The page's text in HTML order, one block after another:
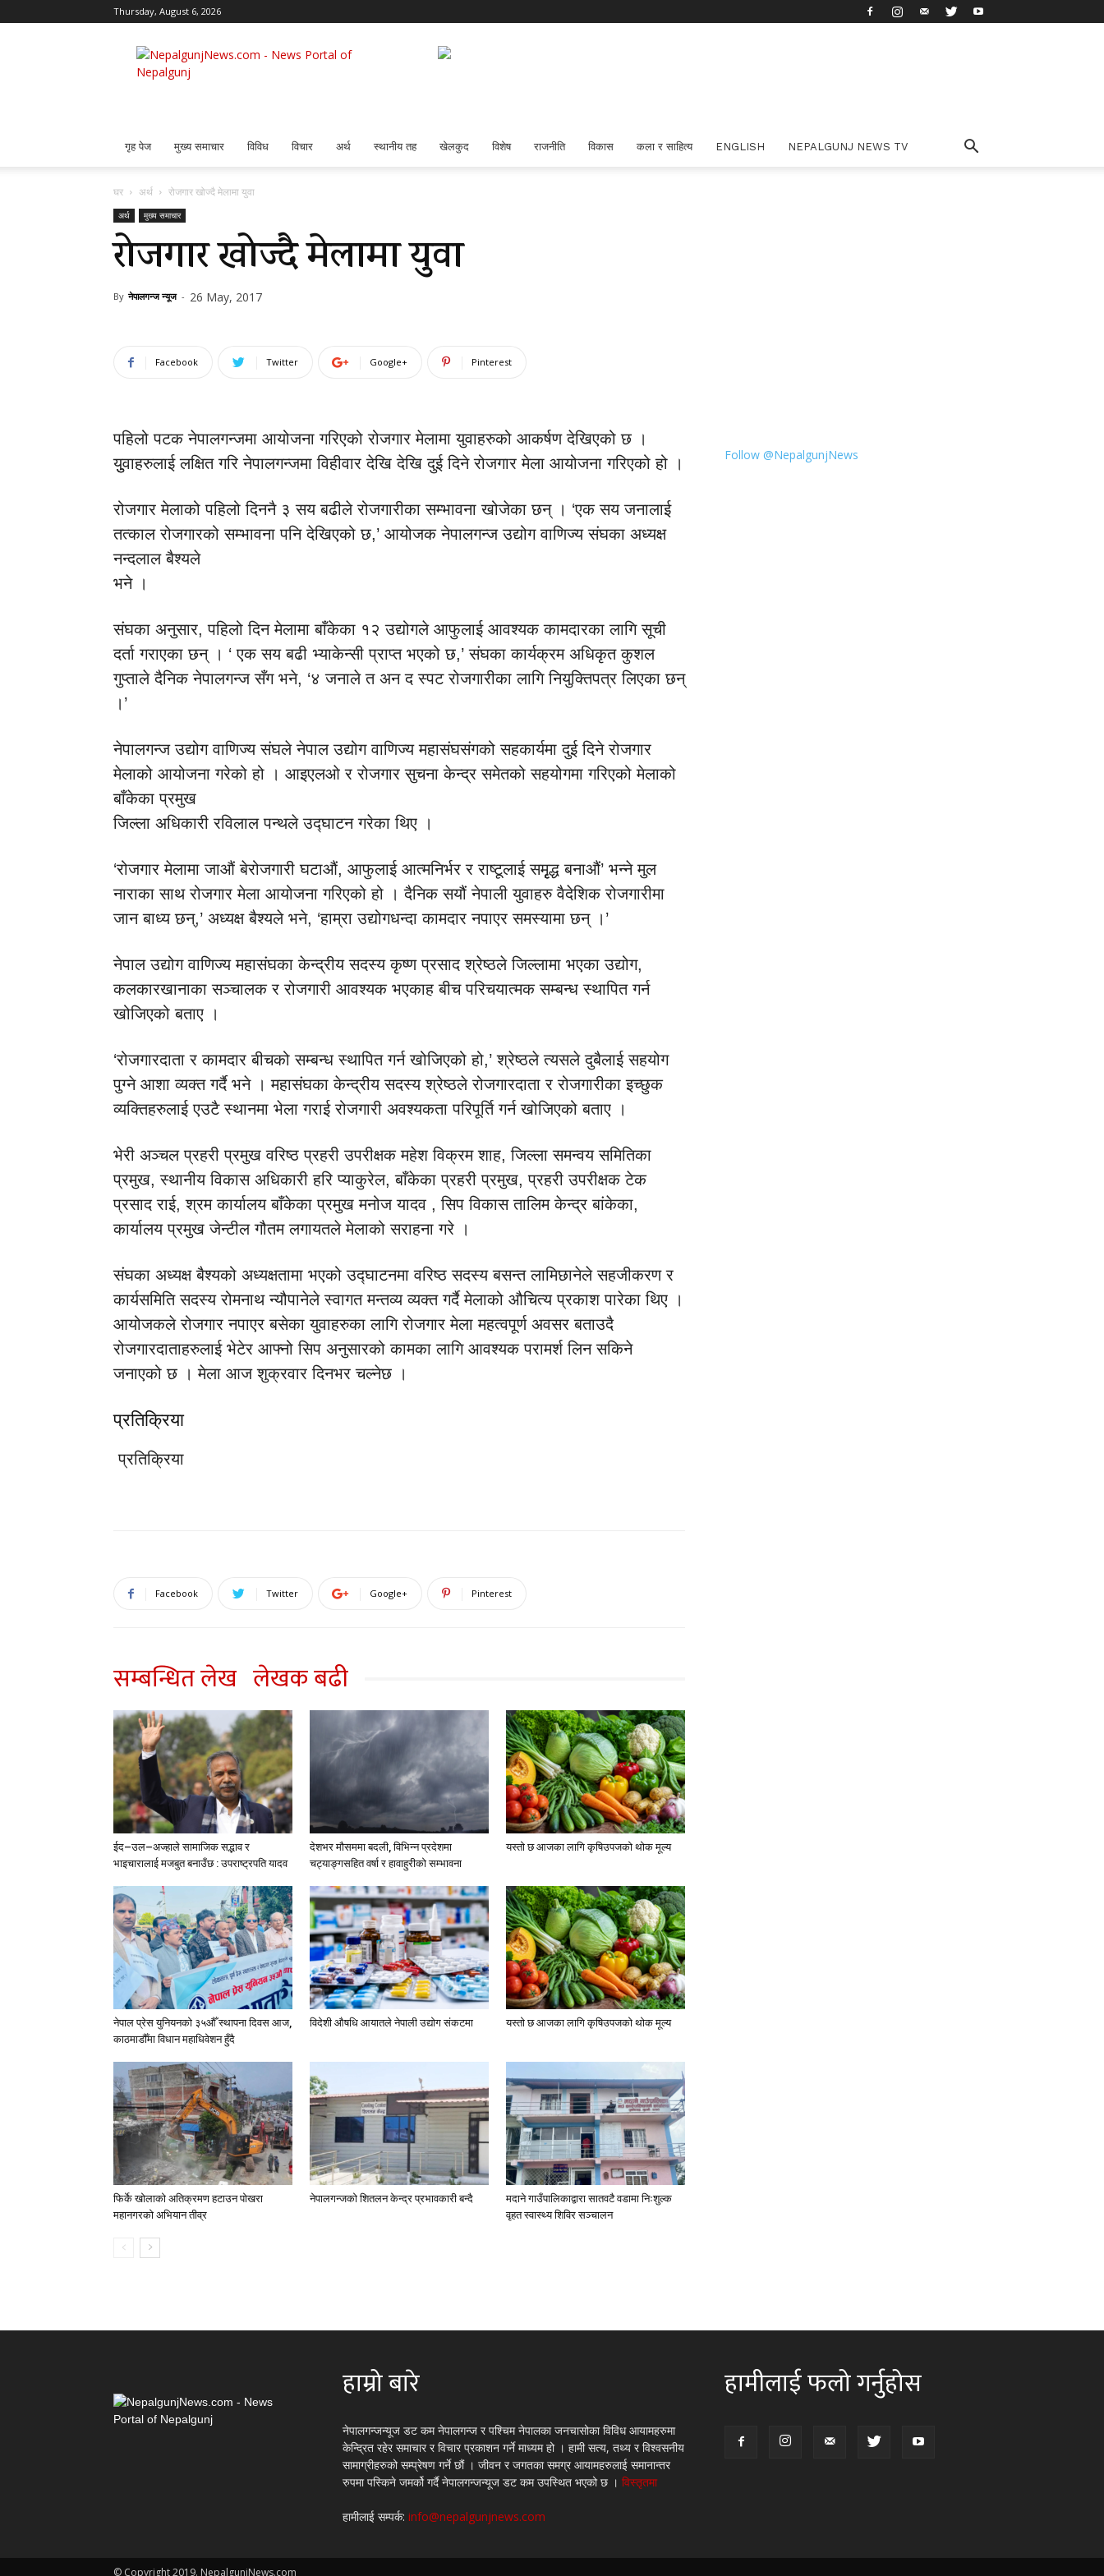
Thursday, August 6, 2026
Nepalgunj
News
गृह पेज मुख्य समाचार विविध विचार अर्थ स्थानीय तह खेलकुद विशेष राजनीति विकास कला र साहित्य ENGLISH NEPALGUNJ NEWS TV
घर अर्थ रोजगार खोज्दै मेलामा युवा
अर्थ मुख्य समाचार
रोजगार खोज्दै मेलामा युवा
By नेपालगन्ज न्यूज - 26 May, 2017
Facebook Twitter Google+ Pinterest
पहिलो पटक नेपालगन्जमा आयोजना गरिएको रोजगार मेलामा युवाहरुको आकर्षण देखिएको छ ।
युुवाहरुलाई लक्षित गरि नेपालगन्जमा विहीवार देखि देखि दुई दिने रोजगार मेला आयोजना गरिएको हो ।
रोजगार मेलाको पहिलो दिननै ३ सय बढीले रोजगारीका सम्भावना खोजेका छन् । ‘एक सय जनालाई
तत्काल रोजगारको सम्भावना पनि देखिएको छ,’ आयोजक नेपालगन्ज उद्योग वाणिज्य संघका अध्यक्ष
नन्दलाल बैश्यले
भने ।
संघका अनुसार, पहिलो दिन मेलामा बाँकेका १२ उद्योगले आफुलाई आवश्यक कामदारका लागि सूची
दर्ता गराएका छन् । ‘ एक सय बढी भ्याकेन्सी प्राप्त भएको छ,’ संघका कार्यक्रम अधिकृत कुशल
गुप्ताले दैनिक नेपालगन्ज सँग भने, ‘४ जनाले त अन द स्पट रोजगारीका लागि नियुक्तिपत्र लिएका छन्
।’
नेपालगन्ज उद्योग वाणिज्य संघले नेपाल उद्योग वाणिज्य महासंघसंगको सहकार्यमा दुई दिने रोजगार
मेलाको आयोजना गरेको हो । आइएलओ र रोजगार सुचना केन्द्र समेतको सहयोगमा गरिएको मेलाको
बाँकेका प्रमुख
जिल्ला अधिकारी रविलाल पन्थले उद्घाटन गरेका थिए ।
‘रोजगार मेलामा जाऔं बेरोजगारी घटाऔं, आफुलाई आत्मनिर्भर र राष्टूलाई समृृृद्ध बनाऔं’ भन्ने मुल
नाराका साथ रोजगार मेला आयोजना गरिएको हो । दैनिक सयौं नेपाली युवाहरु वैदेशिक रोजगारीमा
जान बाध्य छन्,’ अध्यक्ष बैश्यले भने, ‘हाम्रा उद्योगधन्दा कामदार नपाएर समस्यामा छन् ।’
नेपाल उद्योग वाणिज्य महासंघका केन्द्रीय सदस्य कृष्ण प्रसाद श्रेष्ठले जिल्लामा भएका उद्योग,
कलकारखानाका सञ्चालक र रोजगारी आवश्यक भएकाह बीच परिचयात्मक सम्बन्ध स्थापित गर्न
खोजिएको बताए ।
‘रोजगारदाता र कामदार बीचको सम्बन्ध स्थापित गर्न खोजिएको हो,’ श्रेष्ठले त्यसले दुबैलाई सहयोग
पुग्ने आशा व्यक्त गर्दै भने । महासंघका केन्द्रीय सदस्य श्रेष्ठले रोजगारदाता र रोजगारीका इच्छुक
व्यक्तिहरुलाई एउटै स्थानमा भेला गराई रोजगारी अवश्यकता परिपूर्ति गर्न खोजिएको बताए ।
भेरी अञ्चल प्रहरी प्रमुख वरिष्ठ प्रहरी उपरीक्षक महेश विक्रम शाह, जिल्ला समन्वय समितिका
प्रमुख, स्थानीय विकास अधिकारी हरि प्याकुरेल, बाँकेका प्रहरी प्रमुख, प्रहरी उपरीक्षक टेक
प्रसाद राई, श्रम कार्यालय बाँकेका प्रमुख मनोज यादव , सिप विकास तालिम केन्द्र बांकेका,
कार्यालय प्रमुख जेन्टील गौतम लगायतले मेलाको सराहना गरे ।
संघका अध्यक्ष बैश्यको अध्यक्षतामा भएको उद्घाटनमा वरिष्ठ सदस्य बसन्त लामिछानेले सहजीकरण र
कार्यसमिति सदस्य रोमनाथ न्यौपानेले स्वागत मन्तव्य व्यक्त गर्दै मेलाको औचित्य प्रकाश पारेका थिए ।
आयोजकले रोजगार नपाएर बसेका युवाहरुका लागि रोजगार मेला महत्वपूर्ण अवसर बताउदै
रोजगारदाताहरुलाई भेटेर आफ्नो सिप अनुसारको कामका लागि आवश्यक परामर्श लिन सकिने
जनाएको छ । मेला आज शुक्रवार दिनभर चल्नेछ ।
प्रतिक्रिया
प्रतिक्रिया
Facebook Twitter Google+ Pinterest
सम्बन्धित लेख लेखक बढी
ईद–उल–अज्हाले सामाजिक सद्भाव र
भाइचारालाई मजबुत बनाउँछ : उपराष्ट्रपति यादव
देशभर मौसममा बदली, विभिन्न प्रदेशमा
चट्याङ्गसहित वर्षा र हावाहुरीको सम्भावना
यस्तो छ आजका लागि कृषिउपजको थोक मूल्य
नेपाल प्रेस युनियनको ३५औँ स्थापना दिवस आज,
काठमाडौँमा विधान महाधिवेशन हुँदै
विदेशी औषधि आयातले नेपाली उद्योग संकटमा यस्तो छ आजका लागि कृषिउपजको थोक मूल्य
फिर्के खोलाको अतिक्रमण हटाउन पोखरा
महानगरको अभियान तीव्र
नेपालगन्जको शितलन केन्द्र प्रभावकारी बन्दै
मदाने गाउँपालिकाद्वारा सातवटै वडामा निःशुल्क
वृहत स्वास्थ्य शिविर सञ्चालन
Follow @NepalgunjNews
हाम्रो बारे
नेपालगन्जन्यूज डट कम नेपालगन्ज र पश्चिम नेपालका जनचासोका विविध आयामहरुमा
केन्द्रित रहेर समाचार र विचार प्रकाशन गर्ने माध्यम हो । हामी सत्य, तथ्य र विश्वसनीय
सामाग्रीहरुको सम्प्रेषण गर्ने छौं । जीवन र जगतका समग्र आयामहरुलाई समानान्तर
रुपमा पस्किने जमर्को गर्दै नेपालगन्जन्यूज डट कम उपस्थित भएको छ । विस्तृतमा
हामीलाई सम्पर्क: info@nepalgunjnews.com
हामीलाई फलो गर्नुहोस
© Copyright 2019. NepalgunjNews.com